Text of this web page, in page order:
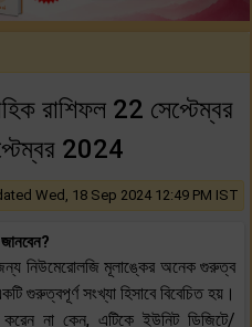
রাশিফল 22 সেপ্টেম্বর
2024
Wed, 18 Sep 2024 12:49 PM IST
জন্য নিউমেরোলজি মূলাঙ্কের অনেক গুরুত্ব
গুরুত্বপূর্ণ সংখ্যা হিসাবে বিবেচিত হয়।
না কেন, এটিকে ইউনিট ডিজিটে/